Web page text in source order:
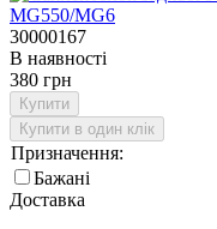
30000167
В наявності
380 грн
Купити
Купити в один клік
Призначення:
Бажані
Доставка